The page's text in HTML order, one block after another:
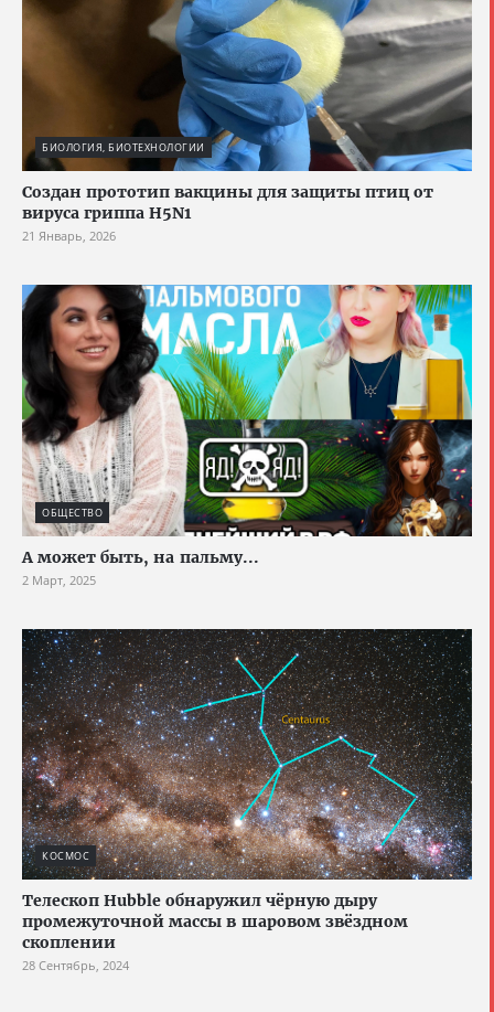
БИОЛОГИЯ, БИОТЕХНОЛОГИИ
Создан прототип вакцины для защиты птиц от
вируса гриппа H5N1
21 Январь, 2026
ОБЩЕСТВО
А может быть, на пальму...
2 Март, 2025
КОСМОС
Телескоп Hubble обнаружил чёрную дыру
промежуточной массы в шаровом звёздном
скоплении
28 Сентябрь, 2024